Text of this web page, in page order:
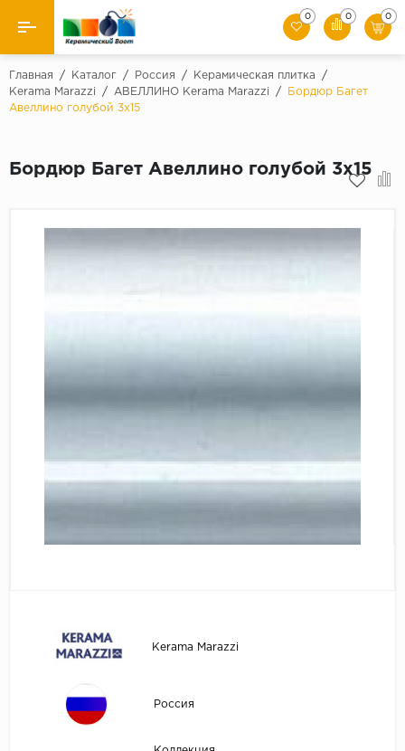
Назад
Производители
0 0 0
Главная / Каталог / Россия / Керамическая плитка
/
Kerama Marazzi
/ АВЕЛЛИНО Kerama Marazzi /
Бордюр Багет
Авеллино голубой 3х15
Бордюр Багет Авеллино голубой 3х15
Kerama Marazzi
Россия